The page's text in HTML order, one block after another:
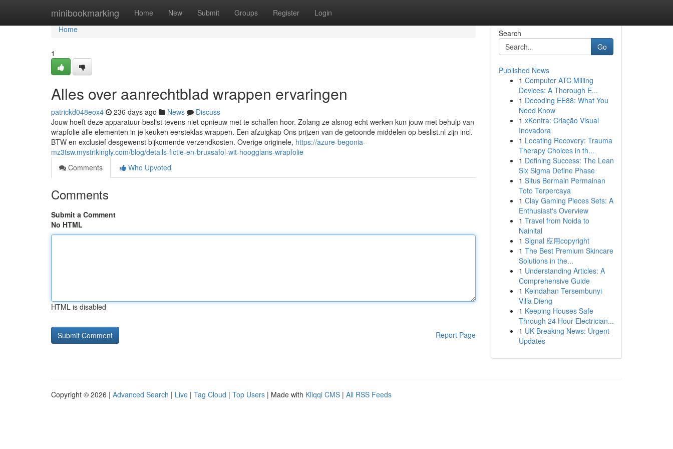
minibookmarking Home New Submit Groups Register Login
Home
Home
1
Alles over aanrechtblad wrappen ervaringen
patrickd048eox4 236 days ago News
Discuss
Jouw hoeft deze apparatuur beslist tevens niet opnieuw met te schaffen hoor. Zolang ze alsnog echt werken kun jouw met behulp van
wrapfolie alle elementen in je keuken eersteklas wrappen. Een afzuigkap Ons prijzen van de getoonde middelen op beslist.nl zijn incl.
BTW en exclusief desgewenst bijkomende verzendkosten. Overige originele, https://azure-begonia-
mz3tsw.mystrikingly.com/blog/details-fictie-en-bruxsafol-wit-hoogglans-wrapfolie
Comments
Who Upvoted
Comments
Submit a Comment
No HTML
HTML is disabled
Report Page
Search
Go
Published News
1 Computer ATC Milling
Devices: A Thorough E...
1 Decoding EE88: What You
Need Know
1 xKontra: Criação Visual
Inovadora
1 Locating Recovery: Trauma
Therapy Choices in th...
1 Defining Success: The Lean
Six Sigma Define Phase
1 Situs Bermain Permainan
Toto Terpercaya
1 Clay Gaming Pieces Sets: A
Enthusiast's Overview
1 Travel from Noida to
Nainital
1 Signal 应用copyright
1 The Best Premium Skincare
Solutions in the...
1 Understanding Articles: A
Comprehensive Guide
1 Keindahan Tersembunyi
Villa Dieng
1 Keeping Houses Safe
Through 24 Hour Electrician...
1 UK Breaking News: Urgent
Updates
Copyright © 2026 | Advanced Search | Live | Tag Cloud | Top Users | Made with Kliqqi CMS | All RSS Feeds